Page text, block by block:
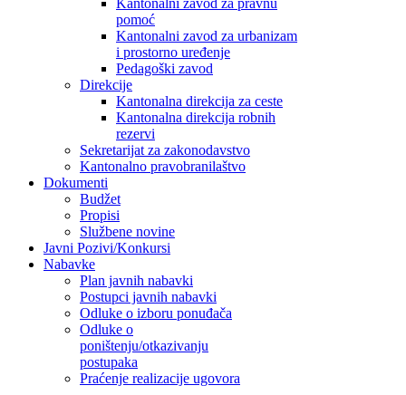
Kantonalni zavod za pravnu
pomoć
Kantonalni zavod za urbanizam
i prostorno uređenje
Pedagoški zavod
Direkcije
Kantonalna direkcija za ceste
Kantonalna direkcija robnih
rezervi
Sekretarijat za zakonodavstvo
Kantonalno pravobranilaštvo
Dokumenti
Budžet
Propisi
Službene novine
Javni Pozivi/Konkursi
Nabavke
Plan javnih nabavki
Postupci javnih nabavki
Odluke o izboru ponuđača
Odluke o
poništenju/otkazivanju
postupaka
Praćenje realizacije ugovora